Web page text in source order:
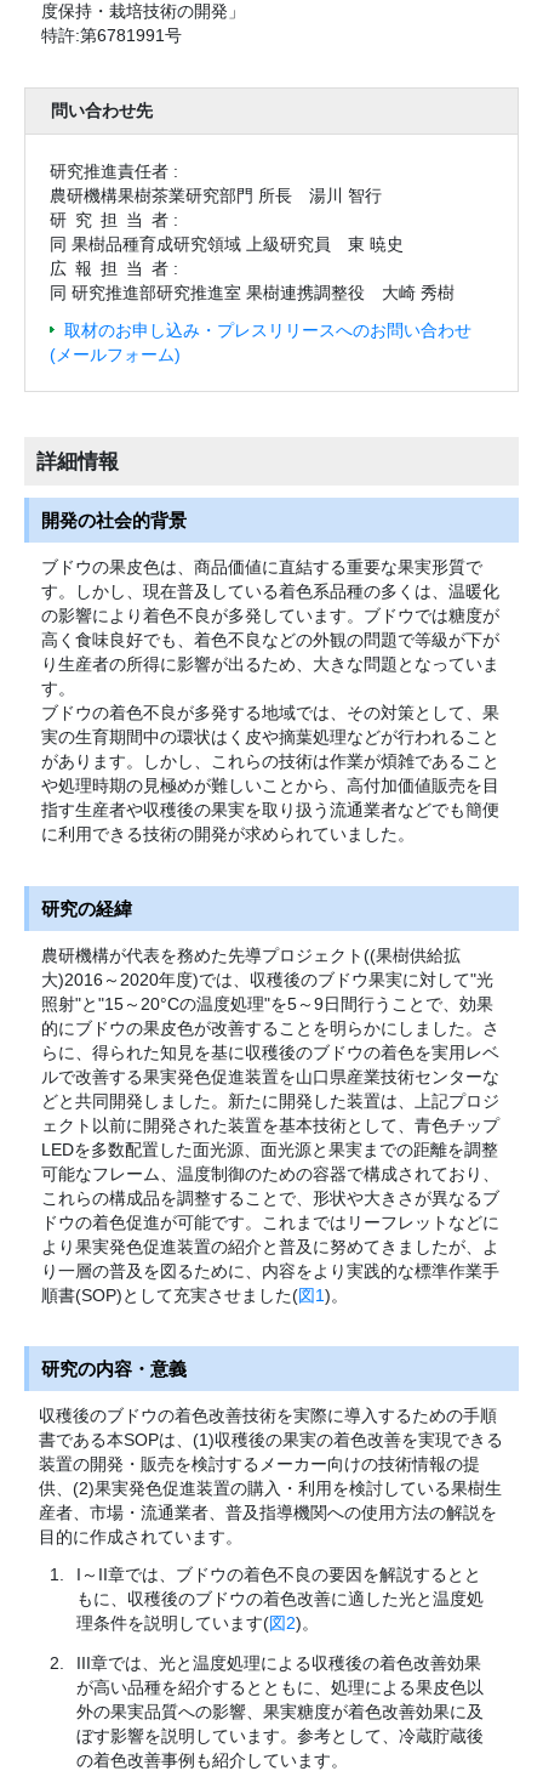
度保持・栽培技術の開発」
特許:第6781991号
問い合わせ先
研究推進責任者 :
農研機構果樹茶業研究部門 所長 湯川 智行
研究担当 者 :
同 果樹品種育成研究領域 上級研究員 東 暁史
広報担当 者 :
同 研究推進部研究推進室 果樹連携調整役 大崎 秀樹
取材のお申し込み・プレスリリースへのお問い合わせ
(メールフォーム)
詳細情報
開発の社会的背景
ブドウの果皮色は、商品価値に直結する重要な果実形質で
す。しかし、現在普及している着色系品種の多くは、温暖化
の影響により着色不良が多発しています。ブドウでは糖度が
高く食味良好でも、着色不良などの外観の問題で等級が下が
り生産者の所得に影響が出るため、大きな問題となっていま
す。
ブドウの着色不良が多発する地域では、その対策として、果
実の生育期間中の環状はく皮や摘葉処理などが行われること
があります。しかし、これらの技術は作業が煩雑であること
や処理時期の見極めが難しいことから、高付加価値販売を目
指す生産者や収穫後の果実を取り扱う流通業者などでも簡便
に利用できる技術の開発が求められていました。
研究の経緯
農研機構が代表を務めた先導プロジェクト((果樹供給拡
大)2016～2020年度)では、収穫後のブドウ果実に対して"光
照射"と"15～20°Cの温度処理"を5～9日間行うことで、効果
的にブドウの果皮色が改善することを明らかにしました。さ
らに、得られた知見を基に収穫後のブドウの着色を実用レベ
ルで改善する果実発色促進装置を山口県産業技術センターな
どと共同開発しました。新たに開発した装置は、上記プロジ
ェクト以前に開発された装置を基本技術として、青色チップ
LEDを多数配置した面光源、面光源と果実までの距離を調整
可能なフレーム、温度制御のための容器で構成されており、
これらの構成品を調整することで、形状や大きさが異なるブ
ドウの着色促進が可能です。これまではリーフレットなどに
より果実発色促進装置の紹介と普及に努めてきましたが、よ
り一層の普及を図るために、内容をより実践的な標準作業手
順書(SOP)として充実させました(図1)。
研究の内容・意義
収穫後のブドウの着色改善技術を実際に導入するための手順
書である本SOPは、(1)収穫後の果実の着色改善を実現できる
装置の開発・販売を検討するメーカー向けの技術情報の提
供、(2)果実発色促進装置の購入・利用を検討している果樹生
産者、市場・流通業者、普及指導機関への使用方法の解説を
目的に作成されています。
I～II章では、ブドウの着色不良の要因を解説するとと
もに、収穫後のブドウの着色改善に適した光と温度処
理条件を説明しています(図2)。
III章では、光と温度処理による収穫後の着色改善効果
が高い品種を紹介するとともに、処理による果皮色以
外の果実品質への影響、果実糖度が着色改善効果に及
ぼす影響を説明しています。参考として、冷蔵貯蔵後
の着色改善事例も紹介しています。